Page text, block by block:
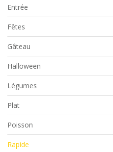
Entrée
Fêtes
Gâteau
Halloween
Légumes
Plat
Poisson
Rapide